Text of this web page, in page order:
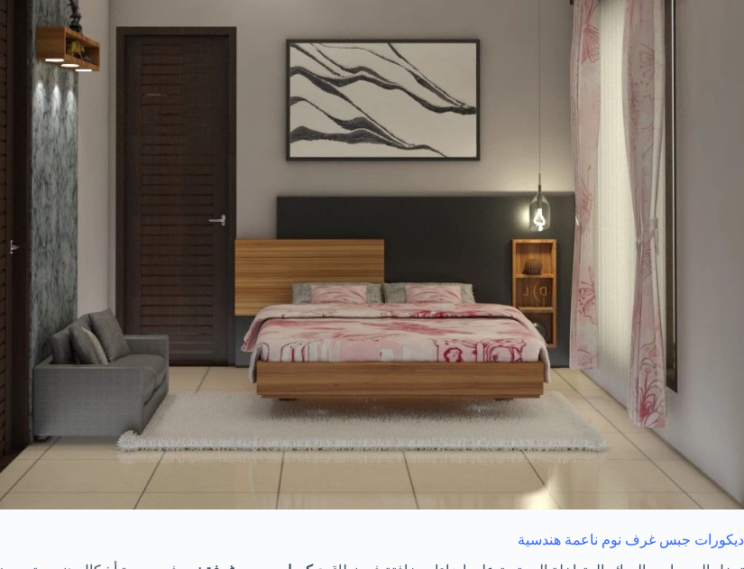
ديكورات جبس غرف نوم ناعمة هندسية